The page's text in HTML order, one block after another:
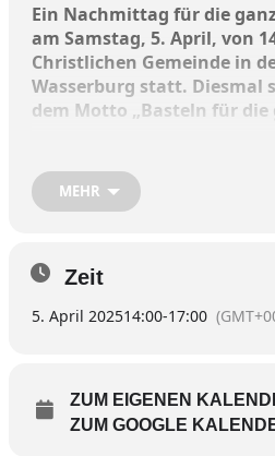
Ein Nachmittag für die
am Samstag, 5. April, von
Christlichen Gemeinde in
Wasserburg statt. Diesmal
dem Motto „Basteln für die
Klein ihrer Kreativität beim
lassen. Auch für Kaffee,
eine Anmeldung ist nicht
MEHR
Zeit
5. April 202514:00-17:00
ZUM EIGENEN
ZUM GOOGLE